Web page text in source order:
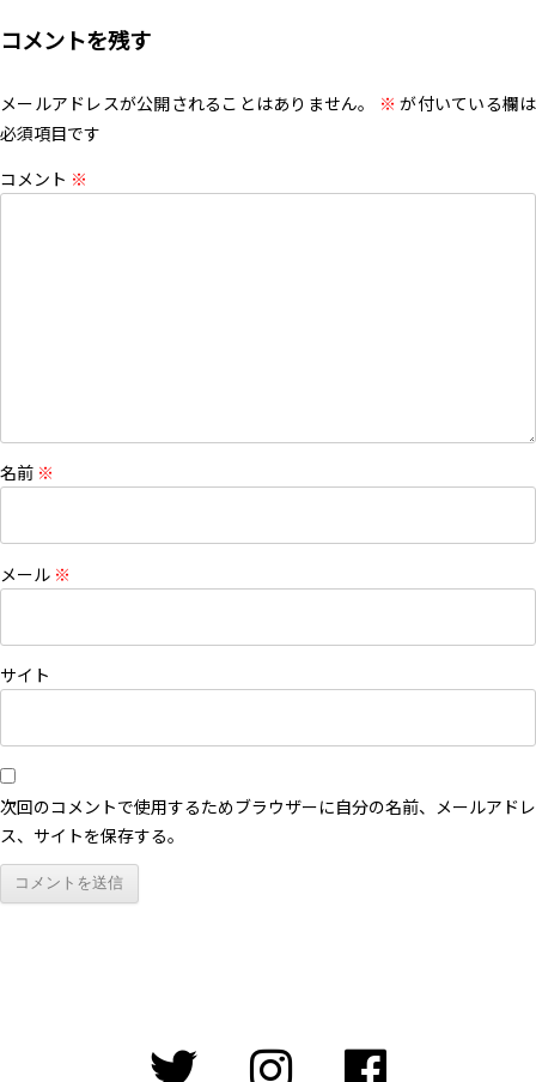
コメントを残す
メールアドレスが公開されることはありません。 ※ が付いている欄は
必須項目です
コメント ※
名前 ※
メール ※
サイト
次回のコメントで使用するためブラウザーに自分の名前、メールアドレ
ス、サイトを保存する。